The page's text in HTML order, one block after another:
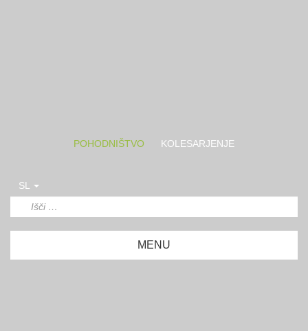
POHODNIŠTVO KOLESARJENJE
SL
MENU